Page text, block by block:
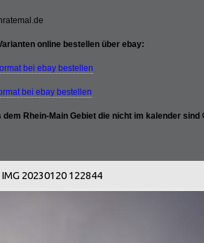
online bestellen über ebay:
bei ebay bestellen
bei ebay bestellen
Rhein-Main Gebiet die nicht im kalender sind
IMG 20230120 122844